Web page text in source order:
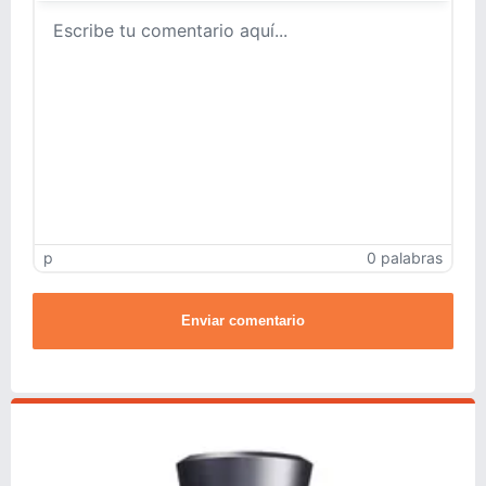
p 0 palabras
Enviar comentario